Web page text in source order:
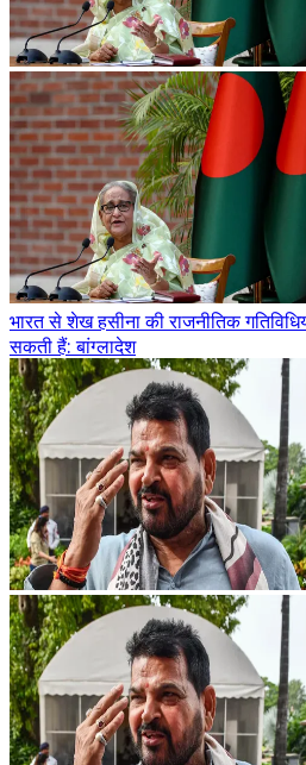
भारत से शेख हसीना की राजनीतिक
सकती हैं: बांग्लादेश